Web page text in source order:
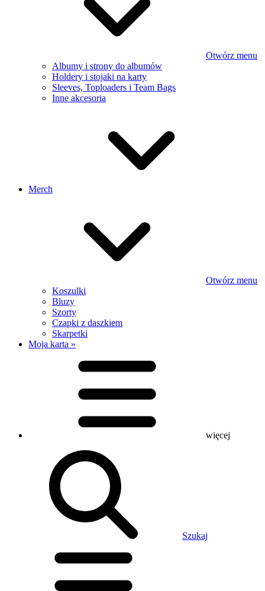
Otwórz menu
Albumy i strony do albumów
Holdery i stojaki na karty
Sleeves, Toploaders i Team Bags
Inne akcesoria
Merch
Otwórz menu
Koszulki
Bluzy
Szorty
Czapki z daszkiem
Skarpetki
Moja karta »
więcej
Szukaj